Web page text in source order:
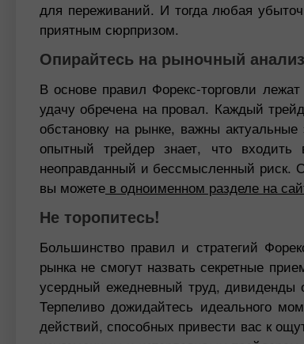
для переживаний. И тогда любая
приятным сюрпризом.
Опирайтесь на рыночный анализ
В основе правил Форекс-торговли
удачу обречена на провал. Каждый
обстановку на рынке, важны
опытный трейдер знает, что
неоправданный и бессмысленный риск.
вы можете в одноименном разделе на
Не торопитесь!
Большинство правил и стратегий
рынка не смогут назвать секретные
усердный ежедневный труд,
Терпеливо дожидайтесь идеального
действий, способных привести вас к